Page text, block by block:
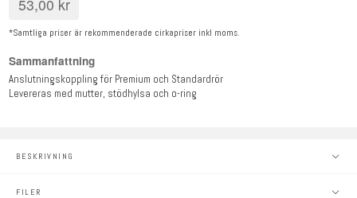
53,00 kr
*Samtliga priser är rekommenderade cirkapriser inkl moms.
Sammanfattning
Anslutningskoppling för Premium och Standardrör
Levereras med mutter, stödhylsa och o-ring
BESKRIVNING
FILER